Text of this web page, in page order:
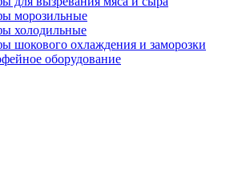
морозильные
холодильные
шокового охлаждения и заморозки
оборудование